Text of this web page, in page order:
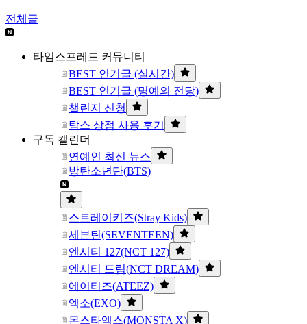
전체글
타임스프레드 커뮤니티
BEST 인기글 (실시간)
BEST 인기글 (명예의 전당)
챌린지 신청
탐스 상점 사용 후기
구독 캘린더
연예인 최신 뉴스
방탄소년단(BTS)
스트레이키즈(Stray Kids)
세븐틴(SEVENTEEN)
엔시티 127(NCT 127)
엔시티 드림(NCT DREAM)
에이티즈(ATEEZ)
엑소(EXO)
몬스타엑스(MONSTA X)